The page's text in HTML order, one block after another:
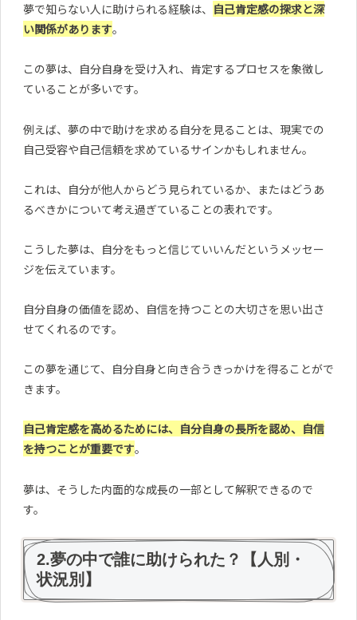
夢で知らない人に助けられる経験は、 自己肯定感の探求と深
い関係があります。
この夢は、自分自身を受け入れ、肯定するプロセスを象徴し
ていることが多いです。
例えば、夢の中で助けを求める自分を見ることは、現実での
自己受容や自己信頼を求めているサインかもしれません。
これは、自分が他人からどう見られているか、またはどうあ
るべきかについて考え過ぎていることの表れです。
こうした夢は、自分をもっと信じていいんだというメッセー
ジを伝えています。
自分自身の価値を認め、自信を持つことの大切さを思い出さ
せてくれるのです。
この夢を通じて、自分自身と向き合うきっかけを得ることがで
きます。
自己肯定感を高めるためには、自分自身の長所を認め、自信
を持つことが重要です。
夢は、そうした内面的な成長の一部として解釈できるので
す。
2.夢の中で誰に助けられた？【人別・
状況別】